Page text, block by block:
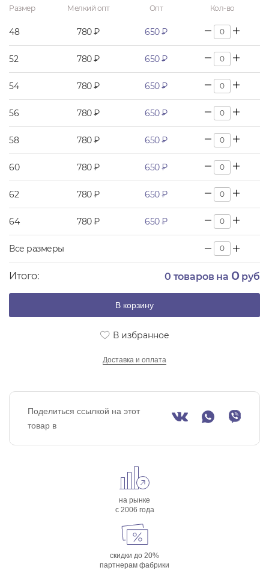
Размер Мелкий опт Опт Кол-во
48 780 ₽ 650 ₽
52 780 ₽ 650 ₽
54 780 ₽ 650 ₽
56 780 ₽ 650 ₽
58 780 ₽ 650 ₽
60 780 ₽ 650 ₽
62 780 ₽ 650 ₽
64 780 ₽ 650 ₽
Все размеры
Итого: 0 товаров на 0руб
В корзину
В избранное
Доставка и оплата
Поделиться ссылкой на этот
товар в
на рынке
с 2006 года
скидки до 20%
партнерам фабрики